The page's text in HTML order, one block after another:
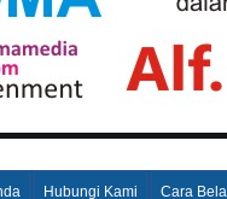
Hubungi Kami
Cara